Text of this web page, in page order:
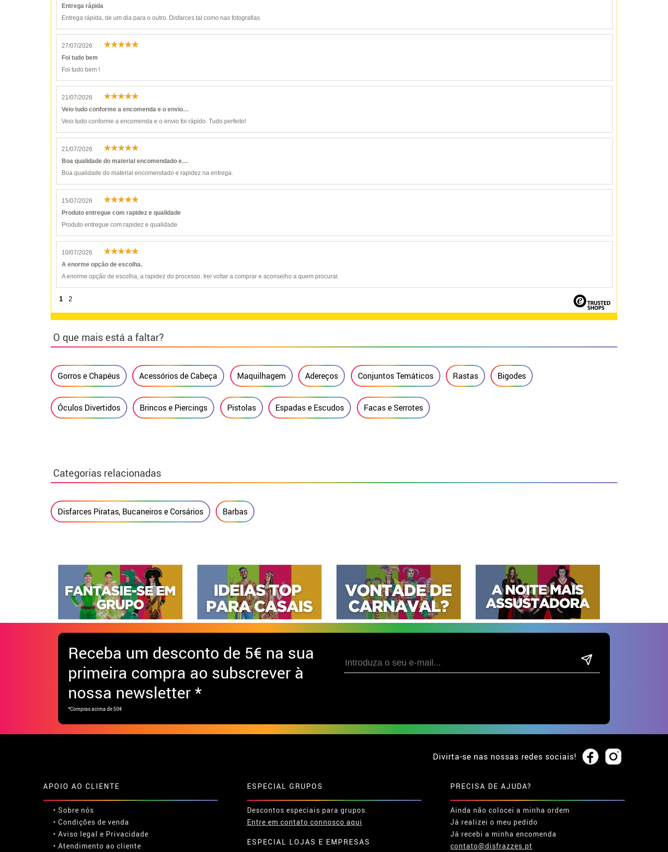
Entrega rápida
Entrega rápida, de um dia para o outro. Disfarces tal como nas fotografias
27/07/2026
Foi tudo bem
Foi tudo bem !
21/07/2026
Veio tudo conforme a encomenda e o envio…
Veio tudo conforme a encomenda e o envio foi rápido. Tudo perfeito!
21/07/2026
Boa qualidade do material encomendado e…
Boa qualidade do material encomendado e rapidez na entrega.
15/07/2026
Produto entregue com rapidez e qualidade
Produto entregue com rapidez e qualidade
10/07/2026
A enorme opção de escolha.
A enorme opção de escolha, a rapidez do processo. Irei voltar a comprar e aconselho a quem procurar.
1 2
O que mais está a faltar?
Gorros e Chapéus Acessórios de Cabeça Maquilhagem Adereços Conjuntos Temáticos Rastas Bigodes
Óculos Divertidos Brincos e Piercings Pistolas Espadas e Escudos Facas e Serrotes
Categorias relacionadas
Disfarces Piratas, Bucaneiros e Corsários Barbas
Receba um desconto de 5€ na sua
primeira compra ao subscrever à
nossa newsletter *
*Compras acima de 50€
Divirta-se nas nossas redes sociais!
APOIO AO CLIENTE
• Sobre nós
• Condições de venda
• Aviso legal e Privacidade
• Atendimento ao cliente
ESPECIAL GRUPOS
Descontos especiais para grupos.
Entre em contato connosco aqui
ESPECIAL LOJAS E EMPRESAS
PRECISA DE AJUDA?
Ainda não colocei a minha ordem
Já realizei o meu pedido
Já recebi a minha encomenda
contato@disfrazzes.pt